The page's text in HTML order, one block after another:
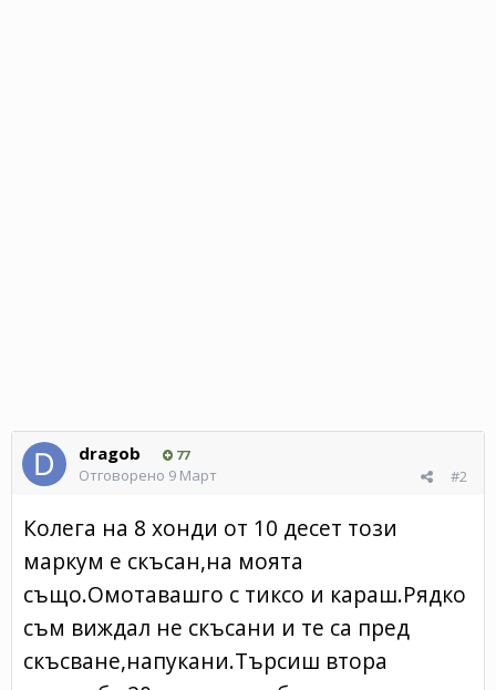
dragob 77
#2
Отговорено 9 Март
Колега на 8 хонди от 10 десет този
маркум е скъсан,на моята
също.Омотавашго с тиксо и караш.Рядко
съм виждал не скъсани и те са пред
скъсване,напукани.Търсиш втора